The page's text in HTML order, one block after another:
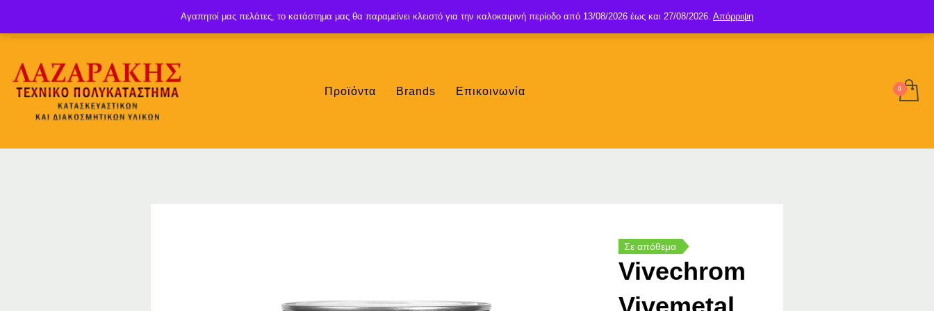
SIGN UP LOGIN
Προϊόντα Brands Επικοινωνία
Σε απόθεμα
Vivechrom
Αγαπητοί μας πελάτες, το κατάστημα μας θα παραμείνει κλειστό για την καλοκαιρινή περίοδο από 13/08/2026 έως και 27/08/2026. Απόρριψη